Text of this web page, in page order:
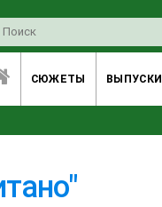
СЮЖЕТЫ ВЫПУСКИ